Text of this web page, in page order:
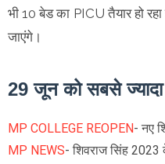
भी 10 बेड का PICU तैयार हो
जाएंगे।
29 जून को सबसे ज्यादा
MP COLLEGE REOPEN- नए
MP NEWS- शिवराज सिंह 2023